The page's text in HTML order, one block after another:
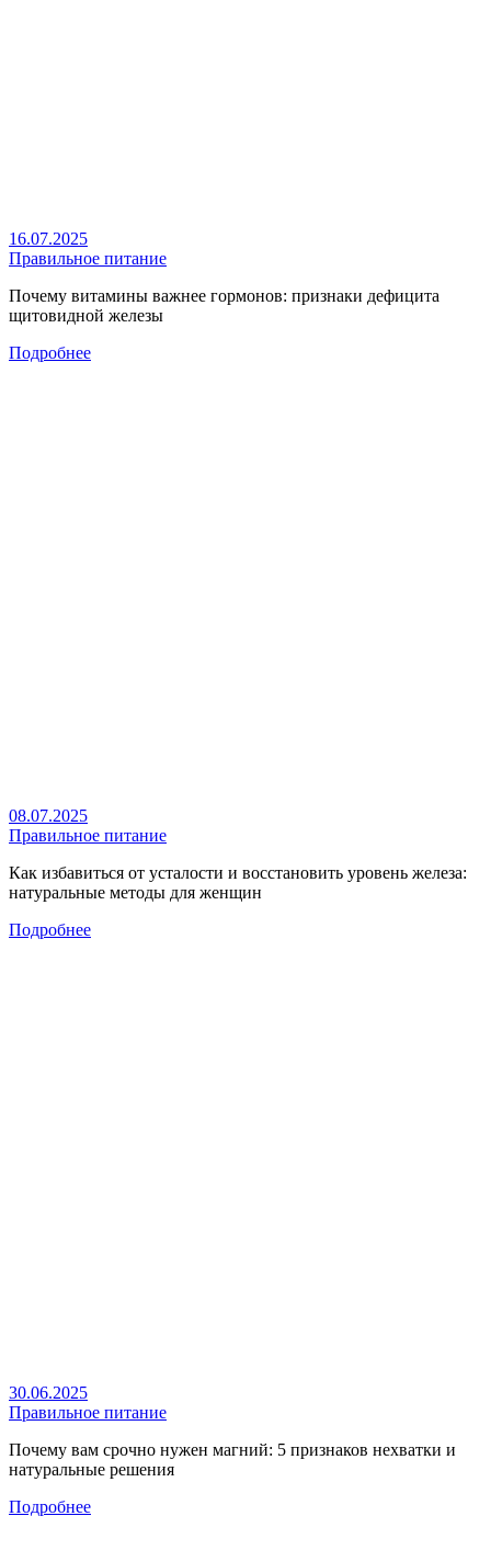
16.07.2025
Правильное питание
Почему витамины важнее гормонов: признаки дефицита
щитовидной железы
Подробнее
08.07.2025
Правильное питание
Как избавиться от усталости и восстановить уровень железа:
натуральные методы для женщин
Подробнее
30.06.2025
Правильное питание
Почему вам срочно нужен магний: 5 признаков нехватки и
натуральные решения
Подробнее